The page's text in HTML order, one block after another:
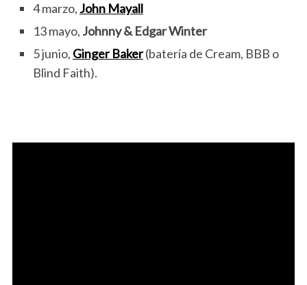
4 marzo, John Mayall
13 mayo, Johnny & Edgar Winter
5 junio, Ginger Baker(batería de Cream, BBB o
Blind Faith).